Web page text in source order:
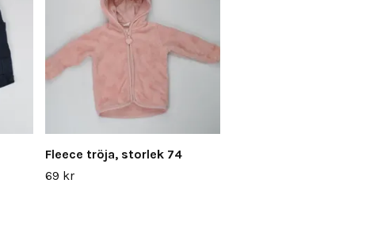
Fleece tröja, storlek 74
69 kr